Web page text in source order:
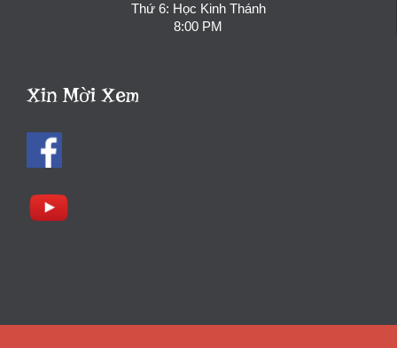
Thứ 6: Học Kinh Thánh
8:00 PM
Xin Mời Xem